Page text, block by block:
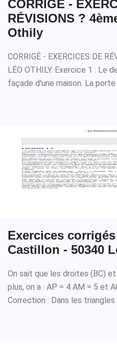
CORRIGÉ -
RÉVISIONS ?
Othily
CORRIGÉ - EXERCICES DE
LÉO OTHILY. Exercice 1 : Le
façade d'une maison. La porte
Exercices
Castillon - 50340
On sait que les droites (BC)
plus, on a : AP = 4 AM = 5 et
Correction : Dans les triangles